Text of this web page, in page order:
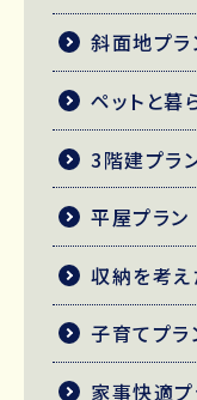
斜面地プラ
ペットと暮
3階建プラ
平屋プラン
収納を考え
子育てプラ
家事快適プ